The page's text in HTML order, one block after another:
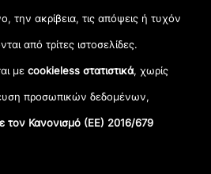
την ακρίβεια, τις απόψεις ή τυχόν
από τρίτες ιστοσελίδες.
μεcookieless στατιστικά, χωρίς
προσωπικών δεδομένων,
Κανονισμό (ΕΕ) 2016/679